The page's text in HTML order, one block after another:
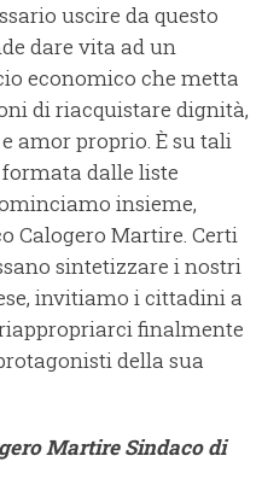
uscire da questo
dare vita ad un
economico che metta
di riacquistare dignità,
amor proprio. È su tali
dalle liste
insieme,
Calogero Martire. Certi
sintetizzare i nostri
invitiamo i cittadini a
finalmente
della sua
Martire Sindaco di